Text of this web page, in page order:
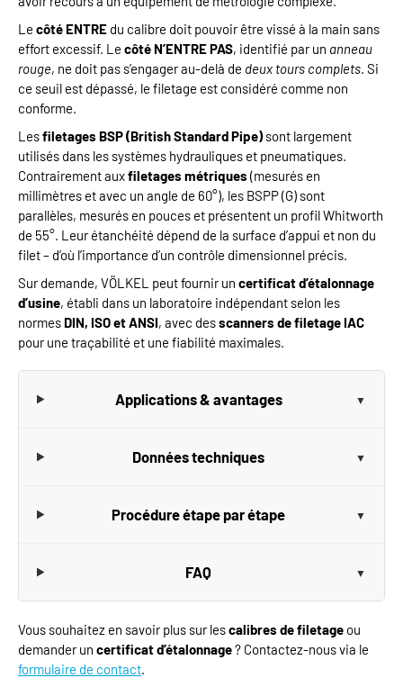
Le côté ENTRE du calibre doit pouvoir être vissé à la main sans
effort excessif. Le côté N’ENTRE PAS, identifié par un anneau
rouge, ne doit pas s’engager au-delà de deux tours complets. Si
ce seuil est dépassé, le filetage est considéré comme non
conforme.
Lesfiletages BSP (British Standard Pipe)sont largement
utilisés dans les systèmes hydrauliques et pneumatiques.
Contrairement auxfiletages métriques (mesurés en
millimètres et avec un angle de 60°), les BSPP (G) sont
parallèles, mesurés en pouces et présentent un profil Whitworth
de 55°. Leur étanchéité dépend de la surface d’appui et non du
filet – d’où l’importance d’un contrôle dimensionnel précis.
Sur demande, VÖLKEL peut fournir un certificat d’étalonnage
d’usine, établi dans un laboratoire indépendant selon les
normes DIN, ISO et ANSI, avec desscanners de filetage IAC
pour une traçabilité et une fiabilité maximales.
Applications & avantages
Données techniques
Procédure étape par étape
FAQ
Vous souhaitez en savoir plus sur lescalibres de filetage ou
demander un certificat d’étalonnage? Contactez-nous via le
formulaire de contact.